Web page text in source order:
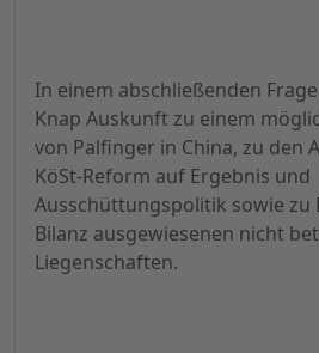
In einem abschließenden
Knap Auskunft zu einem
von Palfinger in China, zu den
KöSt-Reform auf Ergebnis und
Ausschüttungspolitik sowie zu
Bilanz ausgewiesenen nicht
Liegenschaften.